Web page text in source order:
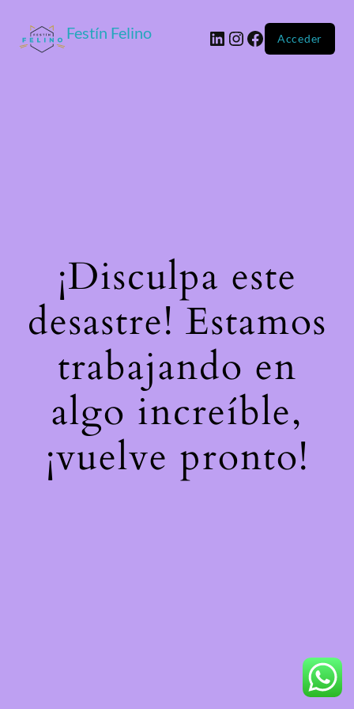
Festín Felino Acceder
¡Disculpa este
desastre! Estamos
trabajando en
algo increíble,
¡vuelve pronto!